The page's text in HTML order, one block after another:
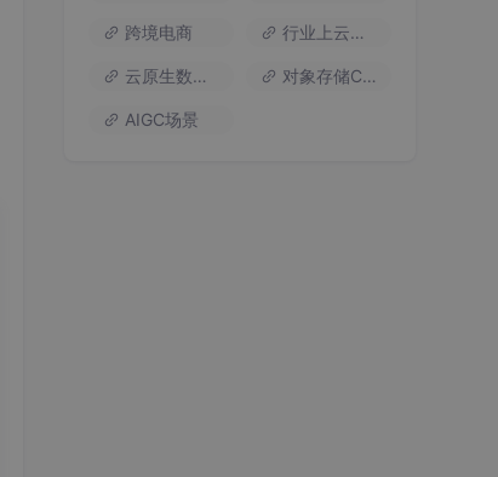
跨境电商 行业上云方案
云原生数据库 对象存储COS
AIGC场景